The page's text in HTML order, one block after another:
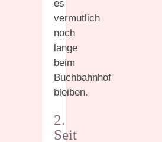
es
vermutlich
noch
lange
beim
Buchbahnhof
bleiben.
2.
Seit